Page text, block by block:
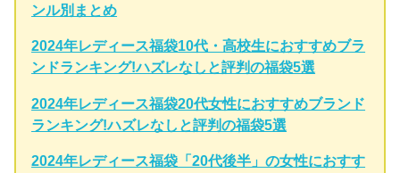
ンル別まとめ
2024年レディース福袋10代・高校生におすすめブラ
ンドランキング!ハズレなしと評判の福袋5選
2024年レディース福袋20代女性におすすめブランド
ランキング!ハズレなしと評判の福袋5選
2024年レディース福袋「20代後半」の女性におすす